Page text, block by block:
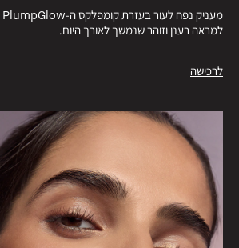
למראה רענן וזוהר שנמשך לאורך היום.
לרכישה